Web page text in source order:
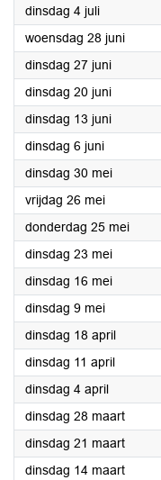
dinsdag 4 juli2023
woensdag 28 juni2023
dinsdag 27 juni2023
dinsdag 20 juni2023
dinsdag 13 juni2023
dinsdag 6 juni2023
dinsdag 30 mei2023
vrijdag 26 mei2023
donderdag 25 mei2023
dinsdag 23 mei2023
dinsdag 16 mei2023
dinsdag 9 mei2023
dinsdag 18 april2023
dinsdag 11 april2023
dinsdag 4 april2023
dinsdag 28 maart2023
dinsdag 21 maart2023
dinsdag 14 maart2023